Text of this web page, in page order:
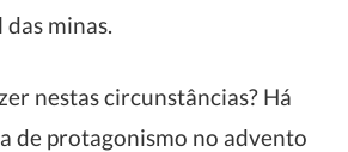
minas.
nestas circunstâncias? Há
de protagonismo no advento